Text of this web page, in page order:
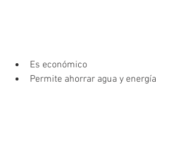
Es económico
Permite ahorrar agua y energía